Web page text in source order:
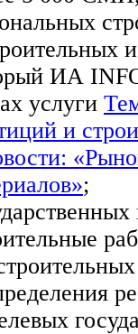
ИА
услуги
и
;